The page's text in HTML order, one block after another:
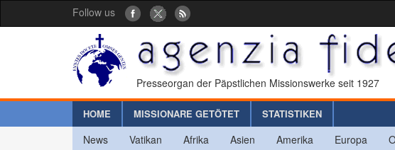
Follow us
Presseorgan der Päpstlichen Missionswerke seit 1927
HOME MISSIONARE GETÖTET STATISTIKEN
News Vatikan Afrika Asien Amerika Europa